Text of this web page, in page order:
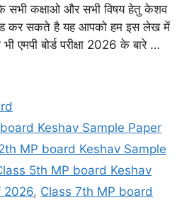
के सभी कक्षाओ और सभी विषय हेतु केशव
कर सकते है यह आपको हम इस लेख में
एमपी बोर्ड परीक्षा 2026 के बारे …
Keshav Sample Paper
MP board Keshav Sample
5th MP board Keshav
2026, Class 7th MP board